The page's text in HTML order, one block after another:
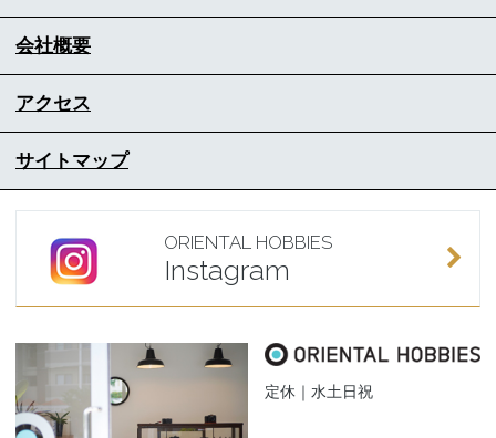
会社概要
アクセス
サイトマップ
ORIENTAL HOBBIES
Instagram
定休｜水土日祝